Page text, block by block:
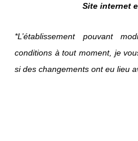
Site internet
*L’établissement pouvant
conditions à tout moment, je
si des changements ont eu lieu